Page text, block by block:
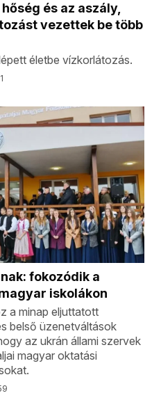
és az aszály,
vezettek be több
életbe vízkorlátozás.
fokozódik a
iskolákon
a minap eljuttatott
belső üzenetváltások
az ukrán állami szervek
magyar oktatási